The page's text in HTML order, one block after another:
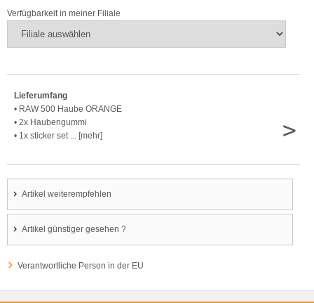
Verfügbarkeit in meiner Filiale
Lieferumfang
• RAW 500 Haube ORANGE
• 2x Haubengummi
• 1x sticker set ... [mehr]
>
Artikel weiterempfehlen
Artikel günstiger gesehen ?
Verantwortliche Person in der EU